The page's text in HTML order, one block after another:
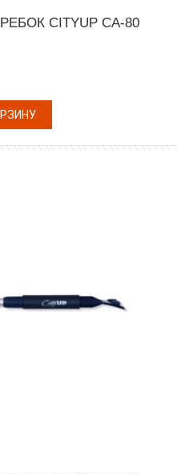
CITYUP СА-80